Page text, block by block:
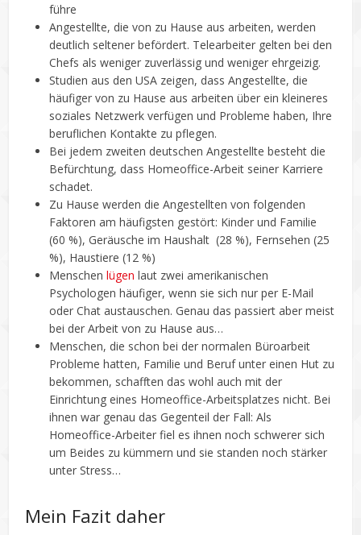
führe
Angestellte, die von zu Hause aus arbeiten, werden
deutlich seltener befördert. Telearbeiter gelten bei den
Chefs als weniger zuverlässig und weniger ehrgeizig.
Studien aus den USA zeigen, dass Angestellte, die
häufiger von zu Hause aus arbeiten über ein kleineres
soziales Netzwerk verfügen und Probleme haben, Ihre
beruflichen Kontakte zu pflegen.
Bei jedem zweiten deutschen Angestellte besteht die
Befürchtung, dass Homeoffice-Arbeit seiner Karriere
schadet.
Zu Hause werden die Angestellten von folgenden
Faktoren am häufigsten gestört: Kinder und Familie
(60 %), Geräusche im Haushalt (28 %), Fernsehen (25
%), Haustiere (12 %)
Menschenlügen laut zwei amerikanischen
Psychologen häufiger, wenn sie sich nur per E-Mail
oder Chat austauschen. Genau das passiert aber meist
bei der Arbeit von zu Hause aus…
Menschen, die schon bei der normalen Büroarbeit
Probleme hatten, Familie und Beruf unter einen Hut zu
bekommen, schafften das wohl auch mit der
Einrichtung eines Homeoffice-Arbeitsplatzes nicht. Bei
ihnen war genau das Gegenteil der Fall: Als
Homeoffice-Arbeiter fiel es ihnen noch schwerer sich
um Beides zu kümmern und sie standen noch stärker
unter Stress…
Mein Fazit daher